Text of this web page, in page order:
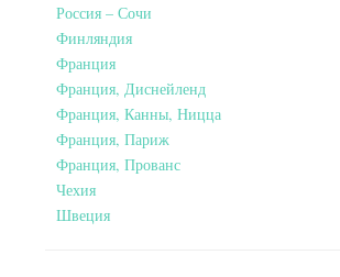
Россия – Сочи
Финляндия
Франция
Франция, Диснейленд
Франция, Канны, Ницца
Франция, Париж
Франция, Прованс
Чехия
Швеция